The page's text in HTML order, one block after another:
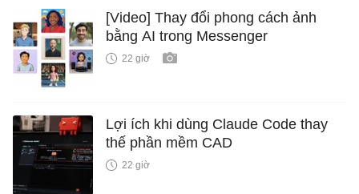
[Video] Thay đổi phong cách ảnh
bằng AI trong Messenger
22 giờ
Lợi ích khi dùng Claude Code thay
thế phần mềm CAD
22 giờ